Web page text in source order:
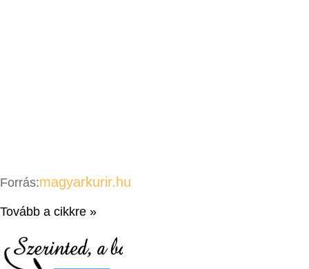
Forrás:magyarkurir.hu
Tovább a cikkre »